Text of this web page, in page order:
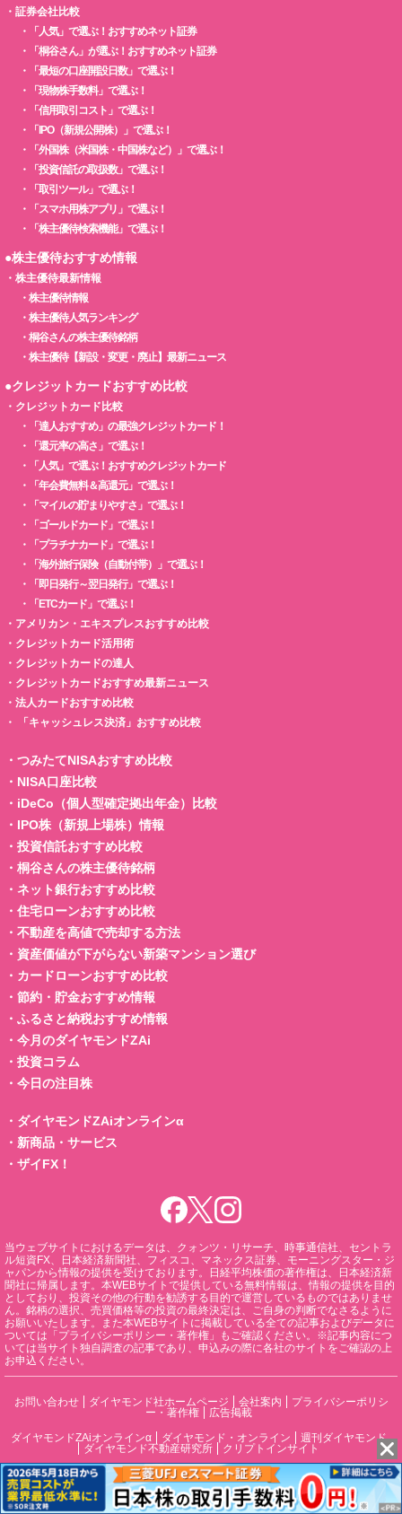
・ 証券会社比較
・
「人気」で選ぶ！おすすめネット証券
・
「桐谷さん」が選ぶ！おすすめネット証券
・
「最短の口座開設日数」で選ぶ！
・
「現物株手数料」で選ぶ！
・
「信用取引コスト」で選ぶ！
・
「IPO（新規公開株）」で選ぶ！
・
「外国株（米国株・中国株など）」で選ぶ！
・
「投資信託の取扱数」で選ぶ！
・
「取引ツール」で選ぶ！
・
「スマホ用株アプリ」で選ぶ！
・
「株主優待検索機能」で選ぶ！
●株主優待おすすめ情報
・ 株主優待最新情報
・ 株主優待情報
・ 株主優待人気ランキング
・ 桐谷さんの株主優待銘柄
・ 株主優待【新設・変更・廃止】最新ニュース
●クレジットカードおすすめ比較
・ クレジットカード比較
・
「達人おすすめ」の最強クレジットカード！
・
「還元率の高さ」で選ぶ！
・
「人気」で選ぶ！おすすめクレジットカード
・
「年会費無料＆高還元」で選ぶ！
・
「マイルの貯まりやすさ」で選ぶ！
・
「ゴールドカード」で選ぶ！
・
「プラチナカード」で選ぶ！
・
「海外旅行保険（自動付帯）」で選ぶ！
・
「即日発行～翌日発行」で選ぶ！
・
「ETCカード」で選ぶ！
・ アメリカン・エキスプレスおすすめ比較
・ クレジットカード活用術
・ クレジットカードの達人
・ クレジットカードおすすめ最新ニュース
・ 法人カードおすすめ比較
・
「キャッシュレス決済」おすすめ比較
・ つみたてNISAおすすめ比較
・ NISA口座比較
・ iDeCo（個人型確定拠出年金）比較
・ IPO株（新規上場株）情報
・ 投資信託おすすめ比較
・ 桐谷さんの株主優待銘柄
・ ネット銀行おすすめ比較
・ 住宅ローンおすすめ比較
・ 不動産を高値で売却する方法
・ 資産価値が下がらない新築マンション選び
・ カードローンおすすめ比較
・ 節約・貯金おすすめ情報
・ ふるさと納税おすすめ情報
・ 今月のダイヤモンドZAi
・ 投資コラム
・ 今日の注目株
・ ダイヤモンドZAiオンラインα
・ 新商品・サービス
・ ザイFX！
当ウェブサイトにおけるデータは、クォンツ・リサーチ、時事通信社、セントラ
ル短資FX、日本経済新聞社、フィスコ、マネックス証券、モーニングスター・ジ
ャパンから情報の提供を受けております。日経平均株価の著作権は、日本経済新
聞社に帰属します。本WEBサイトで提供している無料情報は、情報の提供を目的
としており、投資その他の行動を勧誘する目的で運営しているものではありませ
ん。銘柄の選択、売買価格等の投資の最終決定は、ご自身の判断でなさるように
お願いいたします。また本WEBサイトに掲載している全ての記事およびデータに
ついては「プライバシーポリシー・著作権」もご確認ください。※記事内容につ
いては当サイト独自調査の記事であり、申込みの際に各社のサイトをご確認の上
お申込ください。
お問い合わせ ダイヤモンド社ホームページ 会社案内
プライバシーポリシ
ー・著作権
広告掲載
ダイヤモンドZAiオンラインα
ダイヤモンド・オンライン
週刊ダイヤモンド
ダイヤモンド不動産研究所
クリプトインサイト
DIAMONDハーバード・ビジネス・レビュー
書籍オンライン
© DIAMOND, INC. All Rights Reserved.